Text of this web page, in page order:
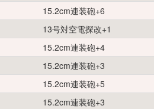
15.2cm連装砲+6
13号対空電探改+1
15.2cm連装砲+4
15.2cm連装砲+3
15.2cm連装砲+5
15.2cm連装砲+3